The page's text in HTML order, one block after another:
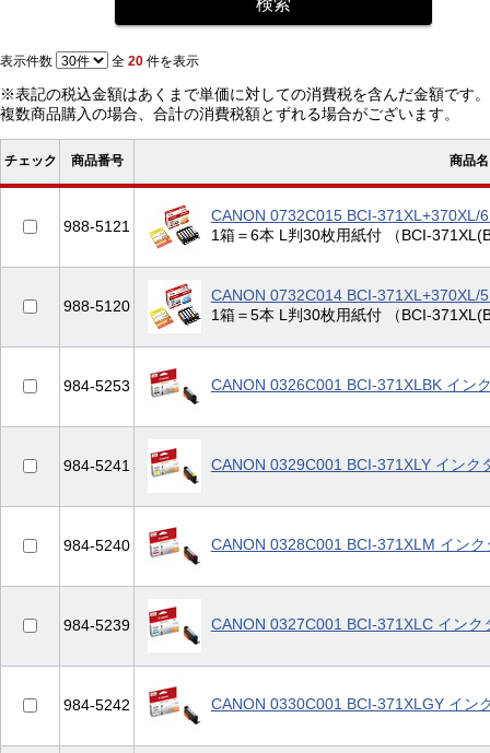
表示件数 全 20 件を表示
※表記の税込金額はあくまで単価に対しての消費税を含んだ金額です。
複数商品購入の場合、合計の消費税額とずれる場合がございます。
チェック 商品番号 商品名
988-5121
CANON 0732C015 BCI-371XL+370XL/
1箱＝6本 L判30枚用紙付 （BCI-
988-5120
CANON 0732C014 BCI-371XL+370XL/
1箱＝5本 L判30枚用紙付 （BCI-
984-5253 CANON 0326C001 BCI-371XLBK イン
984-5241 CANON 0329C001 BCI-371XLY インク
984-5240 CANON 0328C001 BCI-371XLM イン
984-5239 CANON 0327C001 BCI-371XLC インク
984-5242 CANON 0330C001 BCI-371XLGY イン